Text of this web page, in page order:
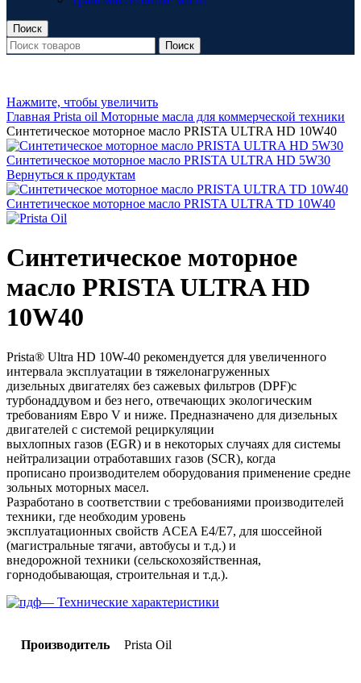
Поиск
Поиск
Нажмите, чтобы увеличить
Главная Prista oil Моторные масла для коммерческой техники
Cинтетическое моторное масло PRISTA ULTRA HD 10W40
Cинтетическое моторное масло PRISTA ULTRA HD 5W30
Вернуться к продуктам
Cинтетическое моторное масло PRISTA ULTRA TD 10W40
Cинтетическое моторное
масло PRISTA ULTRA HD
10W40
Prista® Ultra HD 10W-40 рекомендуется для увеличенного
интервала эксплуатации в тяжелонагруженных
дизельных двигателях без сажевых фильтров (DPF)с
турбонаддувом и без него, отвечающих экологическим
требованиям Евро V и ниже. Предназначено для дизельных
двигателей с системой рециркуляции
выхлопных газов (EGR) и в некоторых случаях для системы
нейтрализации отработавших газов (SCR), когда
прописано производителем оборудования применение средне
зольных моторных масел.
Разработано в соответствии с требованиями производителей
техники, где необходим уровень
эксплуатационных свойств ACEA E4/E7, для шоссейной
(магистральные тягачи, автобусы и т.д.) и
внедорожной техники (сельскохозяйственная,
горнодобывающая, строительная и т.д.).
— Технические характеристики
Производитель Prista Oil